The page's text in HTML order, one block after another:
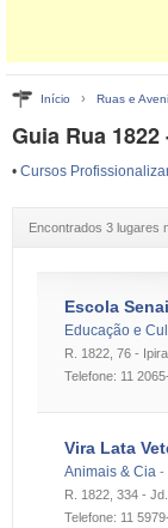
Início › Ruas e
Guia Rua
• Cursos
Encontrados 3 lugares
Escola
Educação e
R. 1822, 76 -
Telefone: 11
Vira Lata
Animais & Cia -
R. 1822, 334 -
Telefone: 11